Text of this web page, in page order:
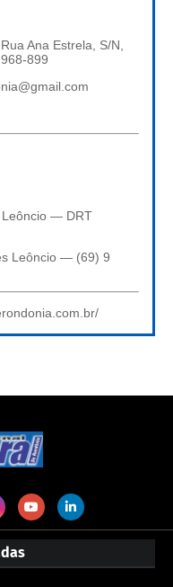
Ana Estrela, S/N,
899
Leôncio — DRT
Leôncio — (69) 9